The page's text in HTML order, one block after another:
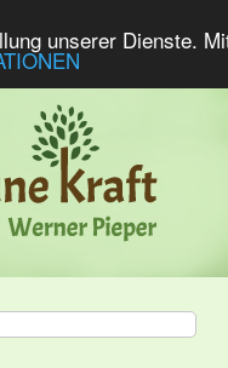
unserer Dienste.